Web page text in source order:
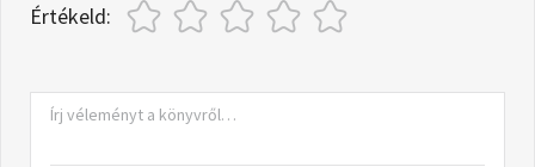
Értékeld: